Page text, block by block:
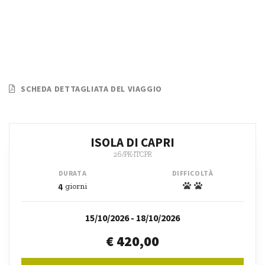
SCHEDA DETTAGLIATA DEL VIAGGIO
ISOLA DI CAPRI
26/PK-ITCPR
DURATA
4giorni
DIFFICOLTÀ
15/10/2026 - 18/10/2026
€ 420,00